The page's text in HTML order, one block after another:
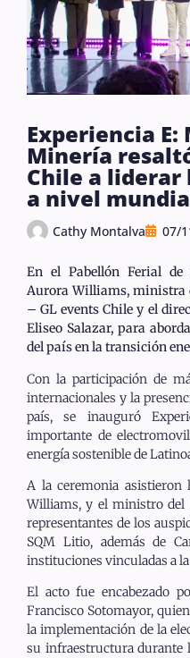
Experiencia
Minería
Chile a
a nivel
Cathy Montalva 07/
En el Pabellón Ferial de
Aurora Williams, ministra
– GL events Chile y el
Eliseo Salazar, para
del país en la transición
Con la participación de
internacionales y la
país, se inauguró
importante de
energía sostenible de
A la ceremonia
Williams, y el ministro del
representantes de los
SQM Litio, además de
instituciones vinculadas a
El acto fue encabezado
Francisco Sotomayor,
la implementación de la
su infraestructura durante